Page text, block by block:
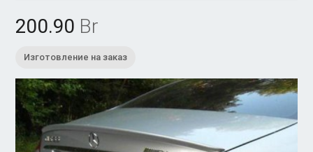
200.90 Br
Изготовление на заказ